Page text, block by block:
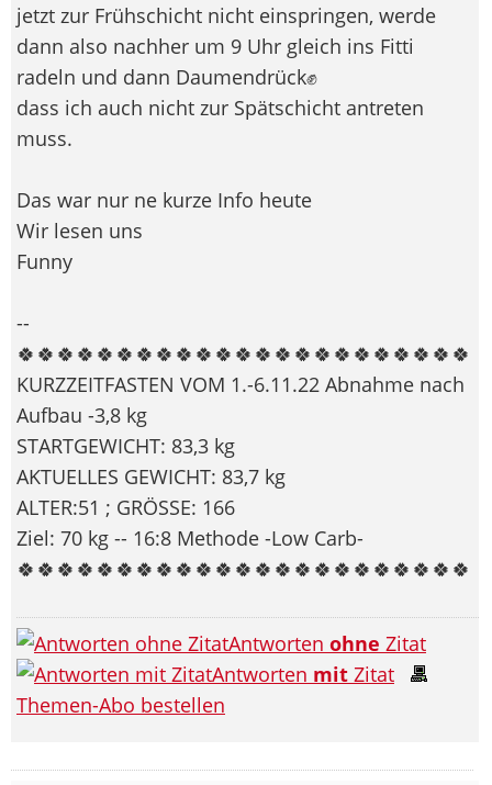
jetzt zur Frühschicht nicht einspringen, werde
dann also nachher um 9 Uhr gleich ins Fitti
radeln und dann Daumendrück✊
dass ich auch nicht zur Spätschicht antreten
muss.
Das war nur ne kurze Info heute
Wir lesen uns
Funny
--
🍀🍀🍀🍀🍀🍀🍀🍀🍀🍀🍀🍀🍀🍀🍀🍀🍀🍀🍀🍀🍀🍀🍀
KURZZEITFASTEN VOM 1.-6.11.22 Abnahme nach
Aufbau -3,8 kg
STARTGEWICHT: 83,3 kg
AKTUELLES GEWICHT: 83,7 kg
ALTER:51 ; GRÖSSE: 166
Ziel: 70 kg -- 16:8 Methode -Low Carb-
🍀🍀🍀🍀🍀🍀🍀🍀🍀🍀🍀🍀🍀🍀🍀🍀🍀🍀🍀🍀🍀🍀🍀
Antworten ohne Zitat
Antworten mit Zitat
Themen-Abo bestellen